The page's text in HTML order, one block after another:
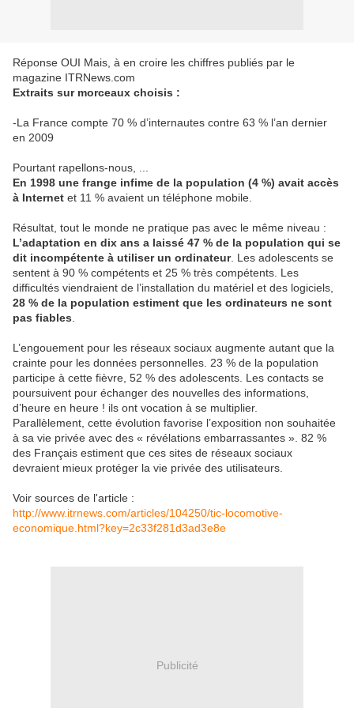
Réponse OUI Mais, à en croire les chiffres publiés par le
magazine ITRNews.com
Extraits sur morceaux choisis :
-La France compte 70 % d’internautes contre 63 % l’an dernier
en 2009
Pourtant rapellons-nous, ...
En 1998 une frange infime de la population (4 %) avait accès
à Internet et 11 % avaient un téléphone mobile.
Résultat, tout le monde ne pratique pas avec le même niveau :
L’adaptation en dix ans a laissé 47 % de la population qui se
dit incompétente à utiliser un ordinateur. Les adolescents se
sentent à 90 % compétents et 25 % très compétents. Les
difficultés viendraient de l’installation du matériel et des logiciels,
28 % de la population estiment que les ordinateurs ne sont
pas fiables
L’engouement pour les réseaux sociaux augmente autant que la
crainte pour les données personnelles. 23 % de la population
participe à cette fièvre, 52 % des adolescents. Les contacts se
poursuivent pour échanger des nouvelles des informations,
d’heure en heure ! ils ont vocation à se multiplier.
Parallèlement, cette évolution favorise l’exposition non souhaitée
à sa vie privée avec des « révélations embarrassantes ». 82 %
des Français estiment que ces sites de réseaux sociaux
devraient mieux protéger la vie privée des utilisateurs.
Voir sources de l'article :
http://www.itrnews.com/articles/104250/tic-locomotive-
economique.html?key=2c33f281d3ad3e8e
Publicité